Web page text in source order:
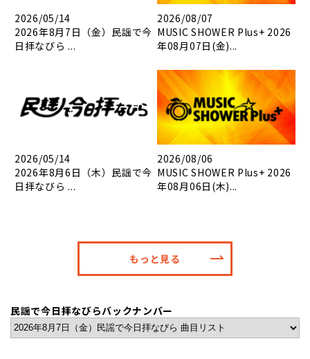
2026/05/14
2026年8月7日（金）民謡で今
日拝なびら ...
2026/08/07
MUSIC SHOWER Plus+ 2026
年08月07日(金)...
2026/05/14
2026年8月6日（木）民謡で今
日拝なびら ...
2026/08/06
MUSIC SHOWER Plus+ 2026
年08月06日(木)...
もっと見る
民謡で今日拝なびらバックナンバー